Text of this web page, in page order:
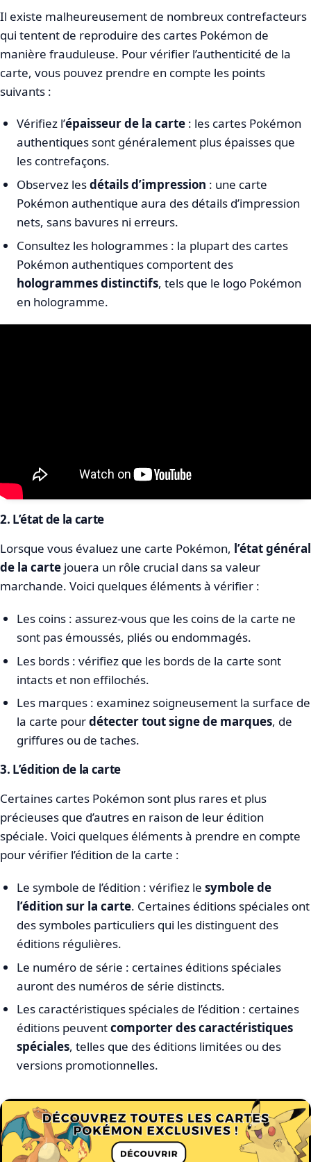
Il existe malheureusement de nombreux contrefacteurs
qui tentent de reproduire des cartes Pokémon de
manière frauduleuse. Pour vérifier l’authenticité de la
carte, vous pouvez prendre en compte les points
suivants :
Vérifiez l’épaisseur de la carte: les cartes Pokémon
authentiques sont généralement plus épaisses que
les contrefaçons.
Observez lesdétails d’impression : une carte
Pokémon authentique aura des détails d’impression
nets, sans bavures ni erreurs.
Consultez les hologrammes : la plupart des cartes
Pokémon authentiques comportent des
hologrammes distinctifs, tels que le logo Pokémon
en hologramme.
2. L’état de la carte
Lorsque vous évaluez une carte Pokémon, l’état général
de la carte jouera un rôle crucial dans sa valeur
marchande. Voici quelques éléments à vérifier :
Les coins : assurez-vous que les coins de la carte ne
sont pas émoussés, pliés ou endommagés.
Les bords : vérifiez que les bords de la carte sont
intacts et non effilochés.
Les marques : examinez soigneusement la surface de
la carte pourdétecter tout signe de marques, de
griffures ou de taches.
3. L’édition de la carte
Certaines cartes Pokémon sont plus rares et plus
précieuses que d’autres en raison de leur édition
spéciale. Voici quelques éléments à prendre en compte
pour vérifier l’édition de la carte :
Le symbole de l’édition : vérifiez le symbole de
l’édition sur la carte. Certaines éditions spéciales ont
des symboles particuliers qui les distinguent des
éditions régulières.
Le numéro de série : certaines éditions spéciales
auront des numéros de série distincts.
Les caractéristiques spéciales de l’édition : certaines
éditions peuventcomporter des caractéristiques
spéciales, telles que des éditions limitées ou des
versions promotionnelles.